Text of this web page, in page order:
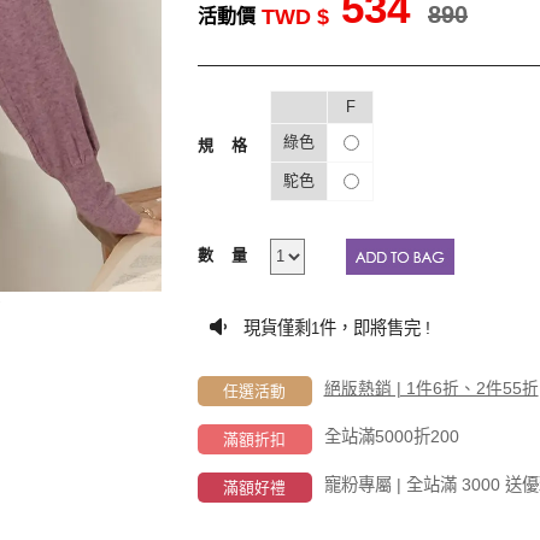
活動價 TWD $ 890
規格
F
綠色
駝色
數量
現貨僅剩 1件，即將售完 !
任選活動 絕版熱銷 | 1件6折、2件55折
滿額折扣 全站滿5000折200
滿額好禮 寵粉專屬 | 全站滿 3000 送